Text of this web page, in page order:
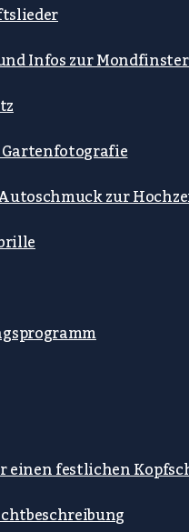
Infos zur
Gartenfotografie
zur
einen festlichen